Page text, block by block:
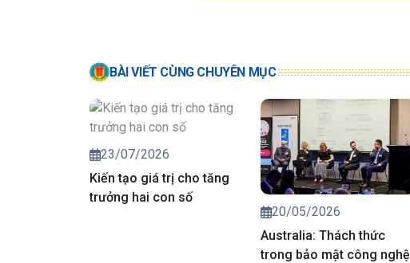
BÀI VIẾT CÙNG CHUYÊN MỤC
23/07/2026
Kiến tạo giá trị cho tăng
trưởng hai con số
20/05/2026
Australia: Thách thức
trong bảo mật công nghệ